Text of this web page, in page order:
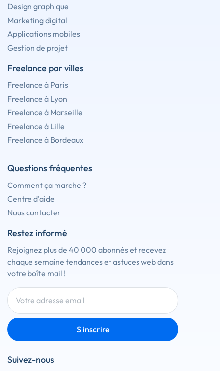
Design graphique
Marketing digital
Applications mobiles
Gestion de projet
Freelance par villes
Freelance à Paris
Freelance à Lyon
Freelance à Marseille
Freelance à Lille
Freelance à Bordeaux
Questions fréquentes
Comment ça marche ?
Centre d'aide
Nous contacter
Restez informé
Rejoignez plus de 40 000 abonnés et recevez
chaque semaine tendances et astuces web dans
votre boîte mail !
S'inscrire
Suivez-nous